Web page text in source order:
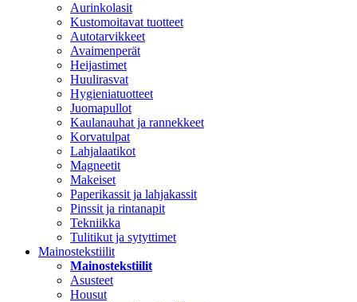
Aurinkolasit
Kustomoitavat tuotteet
Autotarvikkeet
Avaimenperät
Heijastimet
Huulirasvat
Hygieniatuotteet
Juomapullot
Kaulanauhat ja rannekkeet
Korvatulpat
Lahjalaatikot
Magneetit
Makeiset
Paperikassit ja lahjakassit
Pinssit ja rintanapit
Tekniikka
Tulitikut ja sytyttimet
Mainostekstiilit
Mainostekstiilit
Asusteet
Housut